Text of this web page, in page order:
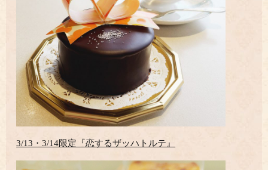
3/13・3/14限定『恋するザッハトルテ』